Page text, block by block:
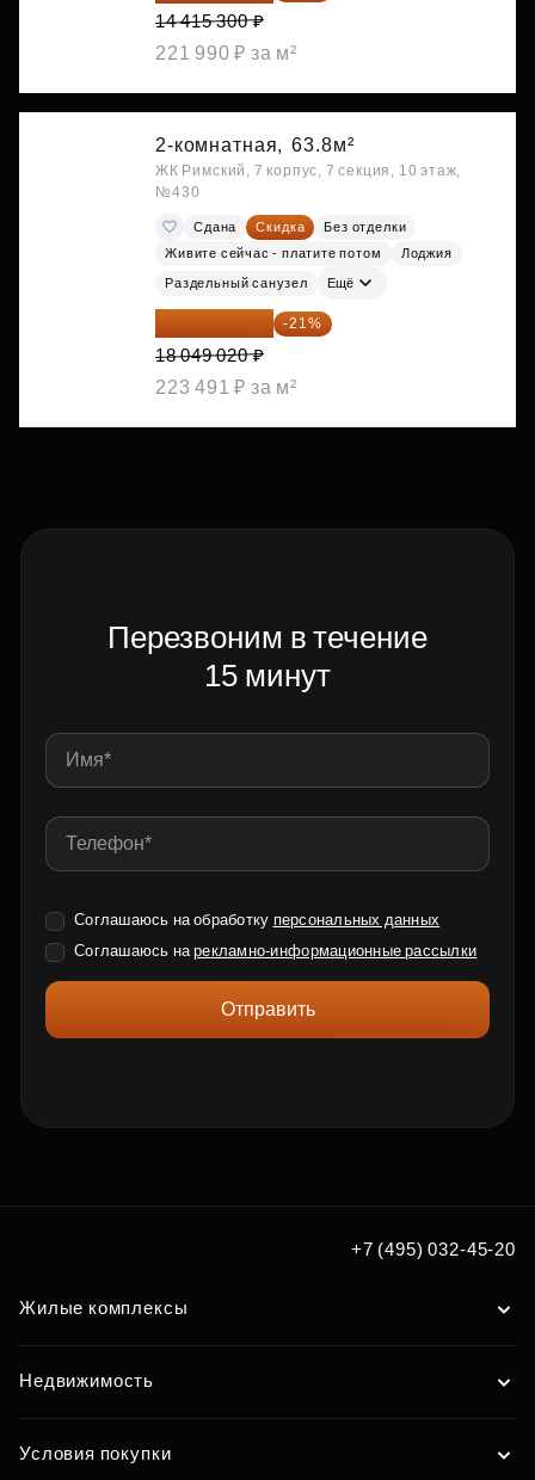
14 415 300 ₽
221 990 ₽ за м²
2-комнатная, 63.8м²
ЖК Римский, 7 корпус, 7 секция, 10 этаж,
№430
Сдана Скидка
Без отделки
Живите сейчас - платите потом
Лоджия
Раздельный санузел Ещё
14 258 726 ₽ -21%
18 049 020 ₽
223 491 ₽ за м²
Перезвоним в течение
15 минут
Соглашаюсь на обработку персональных данных
Соглашаюсь нарекламно-информационные рассылки
Отправить
+7 (495) 032-45-20
Жилые комплексы
Недвижимость
Условия покупки